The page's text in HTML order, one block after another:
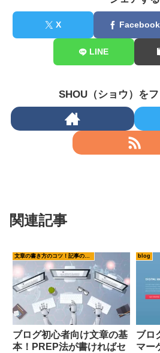
X Facebook
LINE
SHOU（ショウ）を
関連記事
文章の書き方のコツ！記事の書き方
ブログ初心者向け文章の基
本！PREP法が書ければセ
blog
ブロ
マー